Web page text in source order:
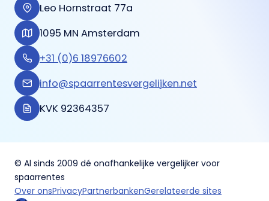
Leo Hornstraat 77a
1095 MN Amsterdam
+31 (0)6 18976602
info@spaarrentesvergelijken.net
KVK 92364357
© Al sinds 2009 dé onafhankelijke vergelijker voor
spaarrentes
Over onsPrivacyPartnerbankenGerelateerde sites